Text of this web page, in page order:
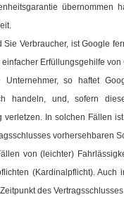
Sie Verbraucher, ist Google
einfacher Erfüllungsgehilfe
Unternehmer, so haftet
handeln, und, sofern
verletzen. In solchen Fällen
vorhersehbaren
von (leichter)
(Kardinalpflicht).
des